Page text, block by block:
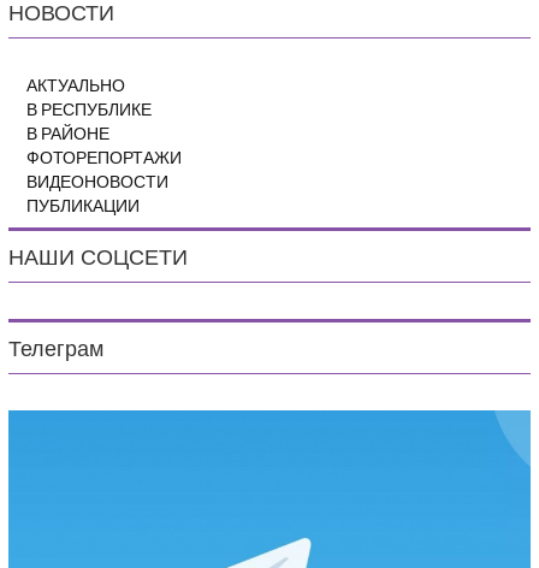
НОВОСТИ
АКТУАЛЬНО
В РЕСПУБЛИКЕ
В РАЙОНЕ
ФОТОРЕПОРТАЖИ
ВИДЕОНОВОСТИ
ПУБЛИКАЦИИ
НАШИ СОЦСЕТИ
Телеграм